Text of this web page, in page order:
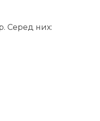
Серед них: